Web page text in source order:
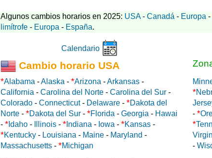
Algunos cambios horarios en 2025: USA- Canadá - Europa -
limítrofe - Europa - España.
Calendario
Cambio horario USA
*Alabama -Alaska - *Arizona -Arkansas -
California - Carolina del Norte - Carolina del Sur -
Colorado - Connecticut- Delaware - *Dakota del
Norte - *Dakota del Sur - *Florida - Georgia - Hawai
- * Idaho - Illinois - * Indiana - Iowa - *Kansas -
*Kentucky - Louisiana - Maine - Maryland -
Massachusetts - *Michigan
*
- *
*
-